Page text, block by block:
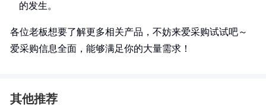
的发生。
各位老板想要了解更多相关产品，不妨来爱采购试试吧～
爱采购信息全面，能够满足你的大量需求！
其他推荐